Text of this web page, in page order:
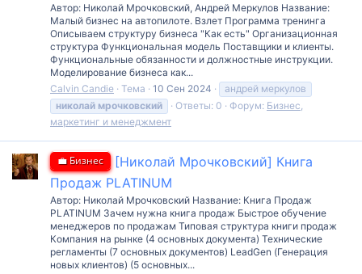
Автор: Николай Мрочковский, Андрей Меркулов Название:
Малый бизнес на автопилоте. Взлет Программа тренинга
Описываем структуру бизнеса "Как есть" Организационная
структура Функциональная модель Поставщики и клиенты.
Функциональные обязанности и должностные инструкции.
Моделирование бизнеса как...
Calvin Candie Тема 10 Сен 2024
андрей меркулов
николай мрочковский Ответы: 0 Форум: Бизнес,
маркетинг и менеджмент
💼 Бизнес
[Николай Мрочковский] Книга
Продаж PLATINUM
Автор: Николай Мрочковский Название: Книга Продаж
PLATINUM Зачем нужна книга продаж Быстрое обучение
менеджеров по продажам Типовая структура книги продаж
Компания на рынке (4 основных документа) Технические
регламенты (7 основных документов) LeadGen (Генерация
новых клиентов) (5 основных...